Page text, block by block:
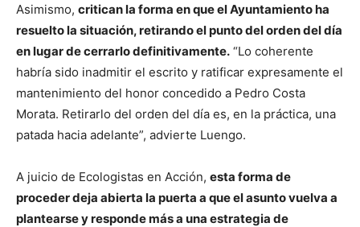
Asimismo, critican la forma en que el Ayuntamiento ha
resuelto la situación, retirando el punto del orden del día
en lugar de cerrarlo definitivamente. “Lo coherente
habría sido inadmitir el escrito y ratificar expresamente el
mantenimiento del honor concedido a Pedro Costa
Morata. Retirarlo del orden del día es, en la práctica, una
patada hacia adelante”, advierte Luengo.
A juicio de Ecologistas en Acción, esta forma de
proceder deja abierta la puerta a que el asunto vuelva a
plantearse y responde más a una estrategia de